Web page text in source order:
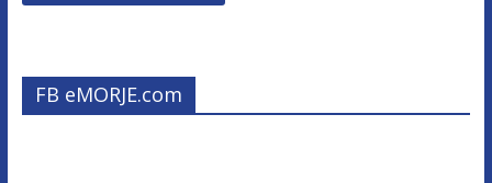
FB eMORJE.com